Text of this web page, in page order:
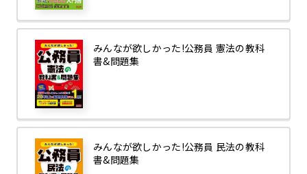
みんなが欲しかった!公務員 憲法の教科
書&問題集
みんなが欲しかった!公務員 民法の教科
書&問題集